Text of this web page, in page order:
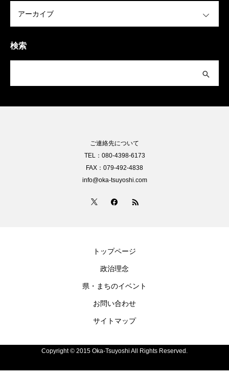
検索
ご連絡先について
TEL：080-4398-6173
FAX：079-492-4838
info@oka-tsuyoshi.com
トップページ
政治理念
県・まちのイベント
お問い合わせ
サイトマップ
Copyright © 2015 Oka-Tsuyoshi All Rights Reserved.